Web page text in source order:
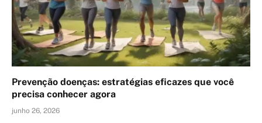
Prevenção doenças: estratégias eficazes que você
precisa conhecer agora
junho 26, 2026